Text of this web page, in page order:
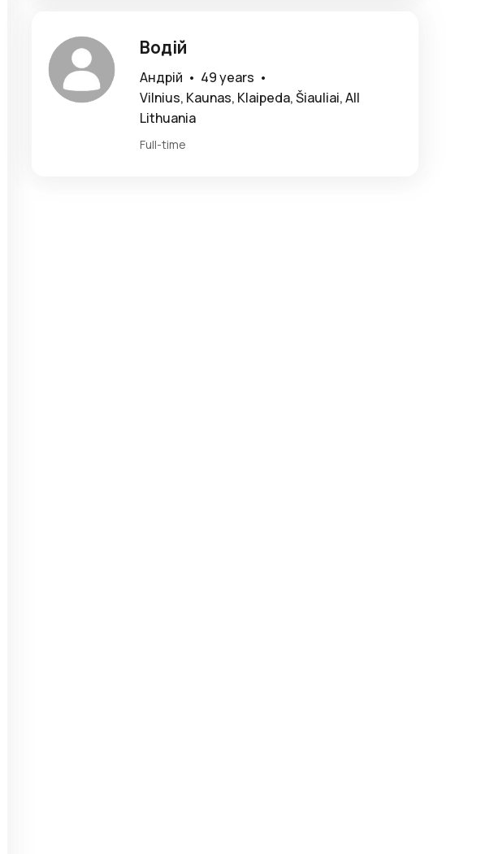
Водій
Андрій • 49 years •
Vilnius, Kaunas, Klaipeda, Šiauliai, All
Lithuania
Full-time